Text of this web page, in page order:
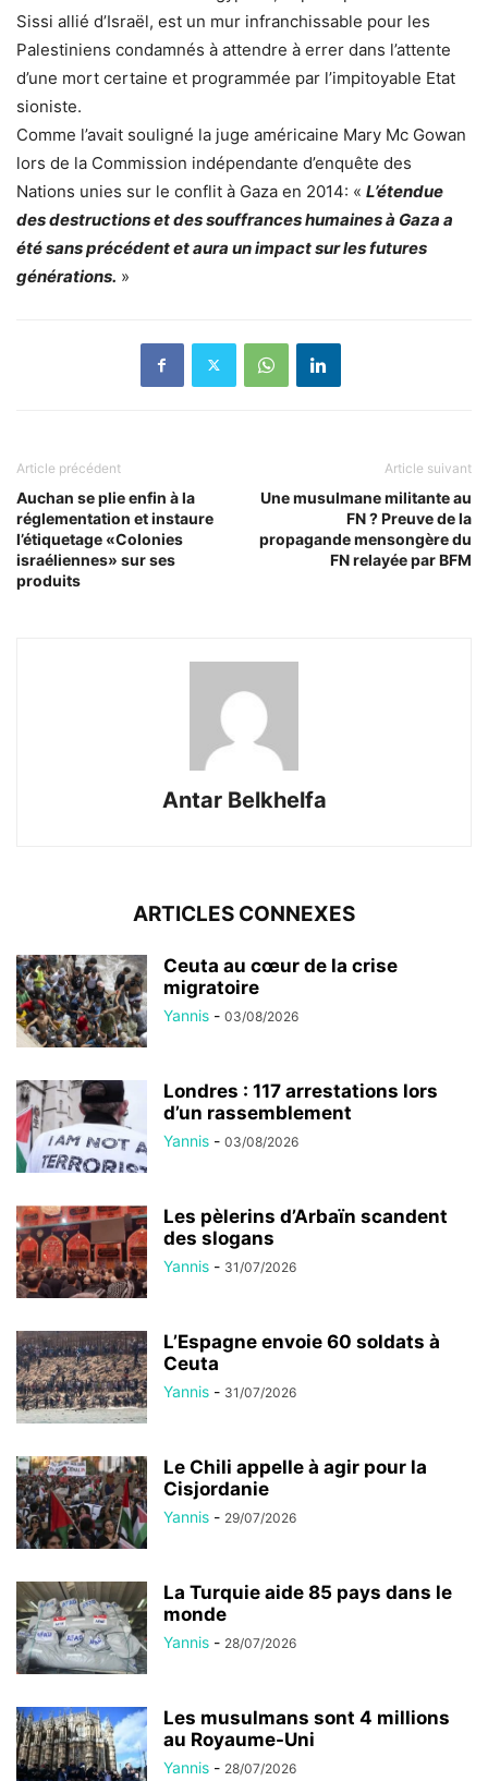
Sissi allié d’Israël, est un mur infranchissable pour les
Palestiniens condamnés à attendre à errer dans l’attente
d’une mort certaine et programmée par l’impitoyable Etat
sioniste.
Comme l’avait souligné la juge américaine Mary Mc Gowan
lors de la Commission indépendante d’enquête des
Nations unies sur le conflit à Gaza en 2014: « L’étendue
des destructions et des souffrances humaines à Gaza a
été sans précédent et aura un impact sur les futures
générations. »
Article précédent
Auchan se plie enfin à la
réglementation et instaure
l’étiquetage «Colonies
israéliennes» sur ses
produits
Article suivant
Une musulmane militante au
FN ? Preuve de la
propagande mensongère du
FN relayée par BFM
Antar Belkhelfa
ARTICLES CONNEXES
Ceuta au cœur de la crise
migratoire
Yannis - 03/08/2026
Londres : 117 arrestations lors
d’un rassemblement
Yannis - 03/08/2026
Les pèlerins d’Arbaïn scandent
des slogans
Yannis - 31/07/2026
L’Espagne envoie 60 soldats à
Ceuta
Yannis - 31/07/2026
Le Chili appelle à agir pour la
Cisjordanie
Yannis - 29/07/2026
La Turquie aide 85 pays dans le
monde
Yannis - 28/07/2026
Les musulmans sont 4 millions
au Royaume-Uni
Yannis - 28/07/2026